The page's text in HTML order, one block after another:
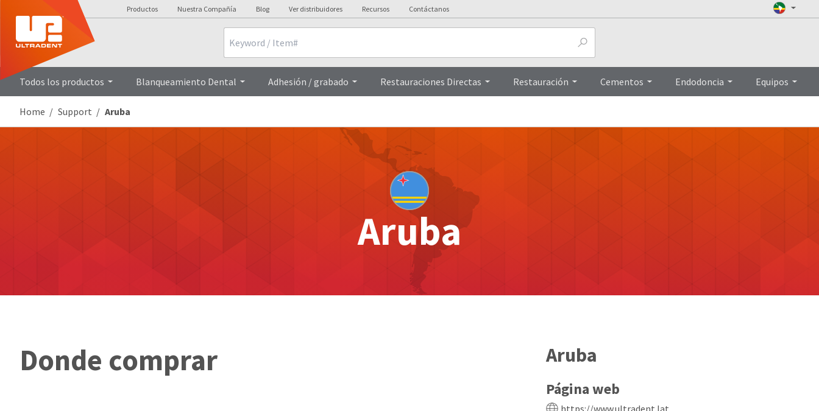
Productos Nuestra Compañía Blog Ver distribuidores Recursos Contáctanos
Todos los productos Blanqueamiento Dental Adhesión / grabado Restauraciones Directas Restauración Cementos Endodoncia Equipos
Home Support Aruba
Aruba
Aruba
Página web
https://www.ultradent.lat
Donde comprar